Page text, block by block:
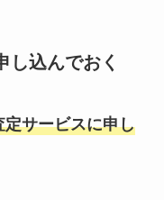
し込んでおく
定サービスに申し